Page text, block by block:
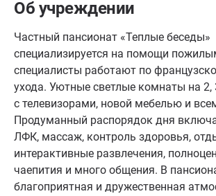
Об учреждении
Частный пансионат «Теплые беседы»
специализируется на помощи
специалисты работают по
ухода. Уютные светлые комнаты на 2,
с телевизорами, новой мебелью и
Продуманный распорядок дня
ЛФК, массаж, контроль здоровья,
интерактивные развлечения,
чаепития и много общения. В
благоприятная и дружественная